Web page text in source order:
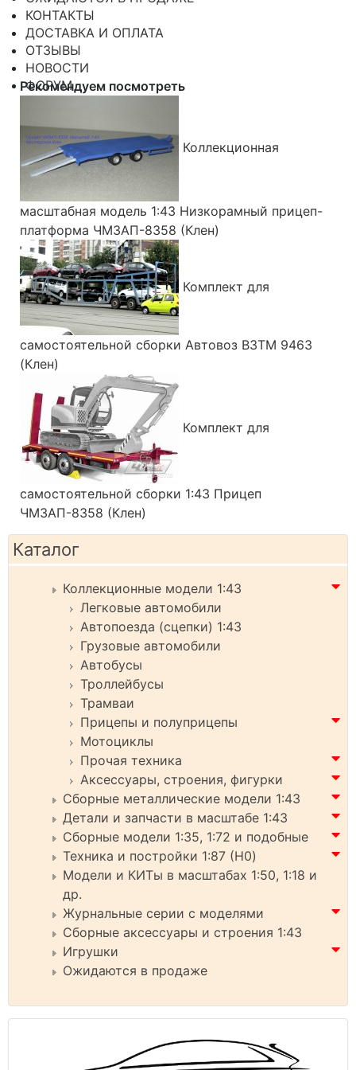
КОНТАКТЫ
ДОСТАВКА И ОПЛАТА
ОТЗЫВЫ
НОВОСТИ
ФОРУМ
Рекомендуем посмотреть
Коллекционная
масштабная модель 1:43 Низкорамный прицеп-
платформа ЧМЗАП-8358 (Клен)
Комплект для
самостоятельной сборки Автовоз ВЗТМ 9463
(Клен)
Комплект для
самостоятельной сборки 1:43 Прицеп
ЧМЗАП-8358 (Клен)
Каталог
Коллекционные модели 1:43
Легковые автомобили
Автопоезда (сцепки) 1:43
Грузовые автомобили
Автобусы
Троллейбусы
Трамваи
Прицепы и полуприцепы
Мотоциклы
Прочая техника
Аксессуары, строения, фигурки
Сборные металлические модели 1:43
Детали и запчасти в масштабе 1:43
Сборные модели 1:35, 1:72 и подобные
Техника и постройки 1:87 (H0)
Модели и КИТы в масштабах 1:50, 1:18 и
др.
Журнальные серии с моделями
Сборные аксессуары и строения 1:43
Игрушки
Ожидаются в продаже